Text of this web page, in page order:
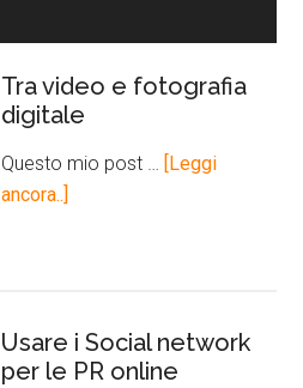
Tra video e fotografia
digitale
Questo mio post …
[Leggi
ancora..]
Usare i Social network
per le PR online